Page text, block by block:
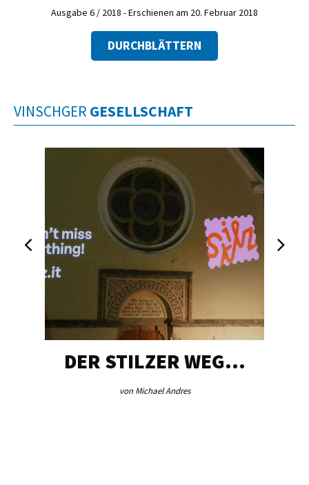
Ausgabe 6 / 2018 - Erschienen am 20. Februar 2018
DURCHBLÄTTERN
VINSCHGER GESELLSCHAFT
DER STILZER WEG…
von Michael Andres